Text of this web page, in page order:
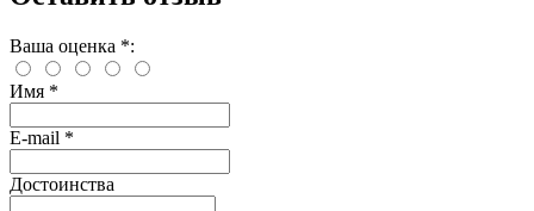
Ваша оценка *:
Имя *
E-mail *
Достоинства